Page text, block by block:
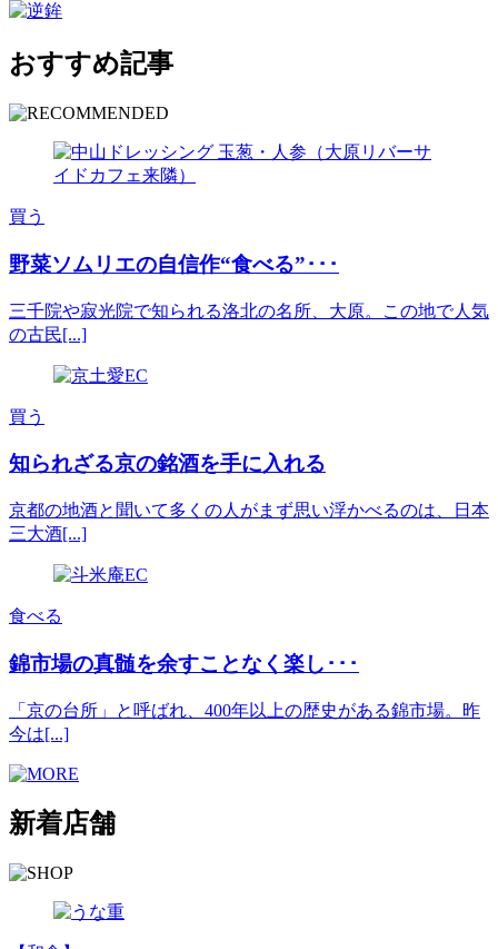
おすすめ記事
買う
野菜ソムリエの自信作“食べる”･･･
三千院や寂光院で知られる洛北の名所、大原。この地で人気
の古民[...]
買う
知られざる京の銘酒を手に入れる
京都の地酒と聞いて多くの人がまず思い浮かべるのは、日本
三大酒[...]
食べる
錦市場の真髄を余すことなく楽し･･･
「京の台所」と呼ばれ、400年以上の歴史がある錦市場。昨
今は[...]
新着店舗